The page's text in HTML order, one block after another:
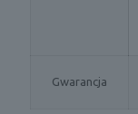
Gwarancja